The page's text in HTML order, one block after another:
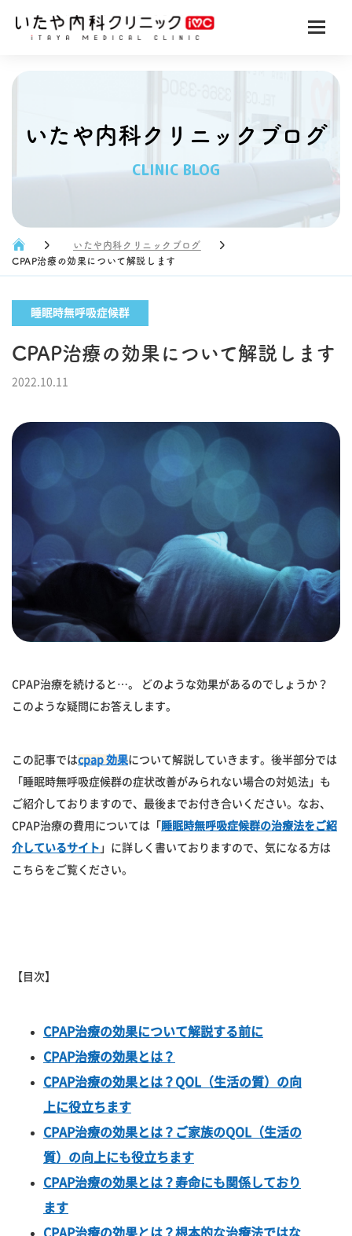
いたや内科クリニックブログ
CLINIC BLOG
いたや内科クリニックブログ
CPAP治療の効果について解説します
睡眠時無呼吸症候群
CPAP治療の効果について解説します
2022.10.11
CPAP治療を続けると…。 どのような効果があるのでしょうか？
このような疑問にお答えします。
この記事ではcpap 効果について解説していきます。後半部分では
「睡眠時無呼吸症候群の症状改善がみられない場合の対処法」も
ご紹介しておりますので、最後までお付き合いください。なお、
CPAP治療の費用については「 睡眠時無呼吸症候群の治療法をご紹
介しているサイト 」に詳しく書いておりますので、気になる方は
こちらをご覧ください。
【目次】
CPAP治療の効果について解説する前に
CPAP治療の効果とは？
CPAP治療の効果とは？QOL（生活の質）の向
上に役立ちます
CPAP治療の効果とは？ご家族のQOL（生活の
質）の向上にも役立ちます
CPAP治療の効果とは？寿命にも関係しており
ます
CPAP治療の効果とは？根本的な治療法ではな